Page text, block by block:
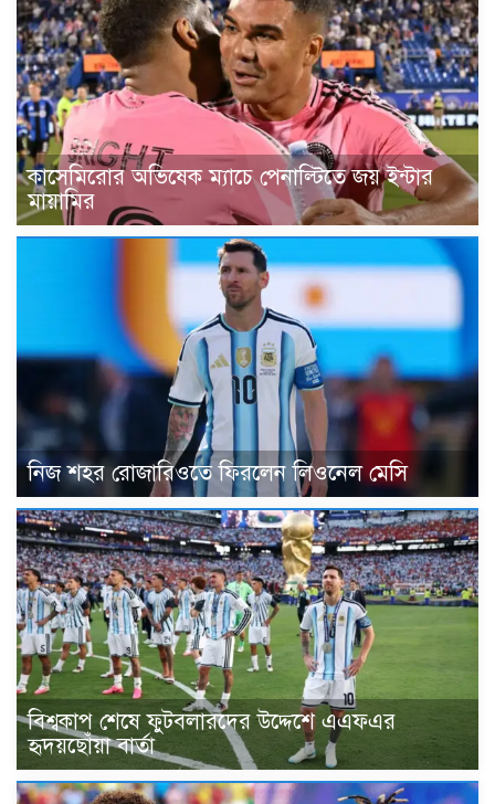
কাসেমিরোর অভিষেক ম্যাচে পেনাল্টিতে জয় ইন্টার
মায়ামির
নিজ শহর রোজারিওতে ফিরলেন লিওনেল মেসি
বিশ্বকাপ শেষে ফুটবলারদের উদ্দেশে এএফএর
হৃদয়ছোঁয়া বার্তা